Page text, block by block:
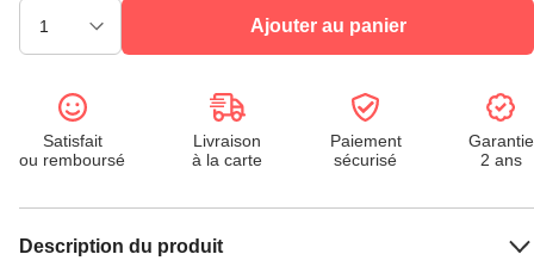
Ajouter au panier
Satisfait
ou remboursé
Livraison
à la carte
Paiement
sécurisé
Garantie
2 ans
Description du produit